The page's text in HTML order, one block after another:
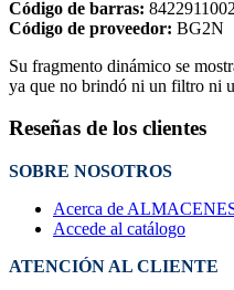
Código de barras:
Código de proveedor: BG2N
Su fragmento dinámico se
ya que no brindó ni un filtro ni
Reseñas de los clientes
SOBRE NOSOTROS
Acerca de
Accede al catálogo
ATENCIÓN AL CLIENTE